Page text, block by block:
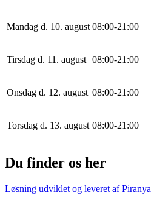
Mandag d. 10. august 08:00-21 :00
Tirsdag d. 11. august 08:00-21 :00
Onsdag d. 12. august 08:00-21 :00
Torsdag d. 13. august 08:00-21 :00
Du finder os her
Løsning udviklet og leveret afPiranya